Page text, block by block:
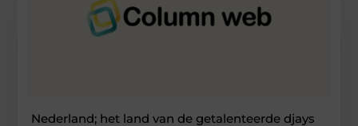
Nederland; het land van de getalenteerde djays